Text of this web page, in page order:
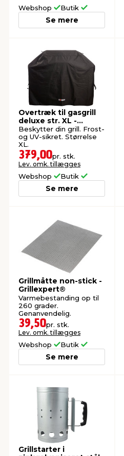
Webshop Butik
Se mere
Overtræk til gasgrill
deluxe str. XL -
Grillexpert®
Beskytter din grill. Frost-
og UV-sikret. Størrelse
XL.
379,00pr. stk.
Lev. omk. tillægges
Webshop Butik
Se mere
Grillmåtte non-stick -
Grillexpert®
Varmebestanding op til
260 grader.
Genanvendelig.
39,50pr. stk.
Lev. omk. tillægges
Webshop Butik
Se mere
Grillstarter i